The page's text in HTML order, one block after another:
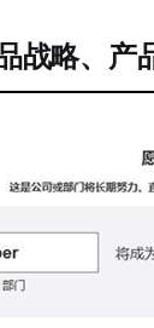
战略、产